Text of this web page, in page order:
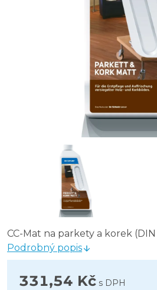
CC-Mat na parkety a korek (DIN
Podrobný popis
331,54 Kč s DPH